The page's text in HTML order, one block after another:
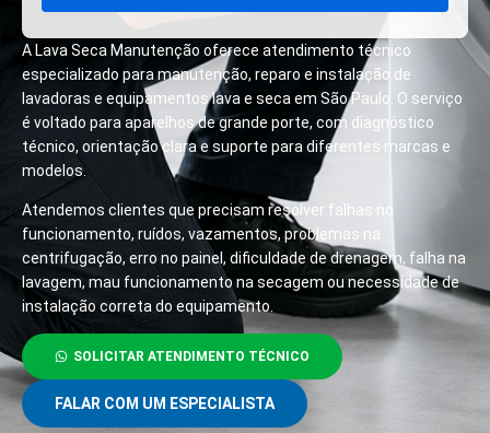
A Lava Seca Manutenção oferece atendimento técnico
especializado para manutenção, reparo e instalação de
lavadoras e equipamentos lava e seca em São Paulo. O serviço
é voltado para aparelhos de grande porte, com diagnóstico
técnico, orientação clara e suporte para diferentes marcas e
modelos.
Atendemos clientes que precisam resolver falhas no
funcionamento, ruídos, vazamentos, problemas na
centrifugação, erro no painel, dificuldade de drenagem, falha na
lavagem, mau funcionamento na secagem ou necessidade de
instalação correta do equipamento.
SOLICITAR ATENDIMENTO TÉCNICO
FALAR COM UM ESPECIALISTA